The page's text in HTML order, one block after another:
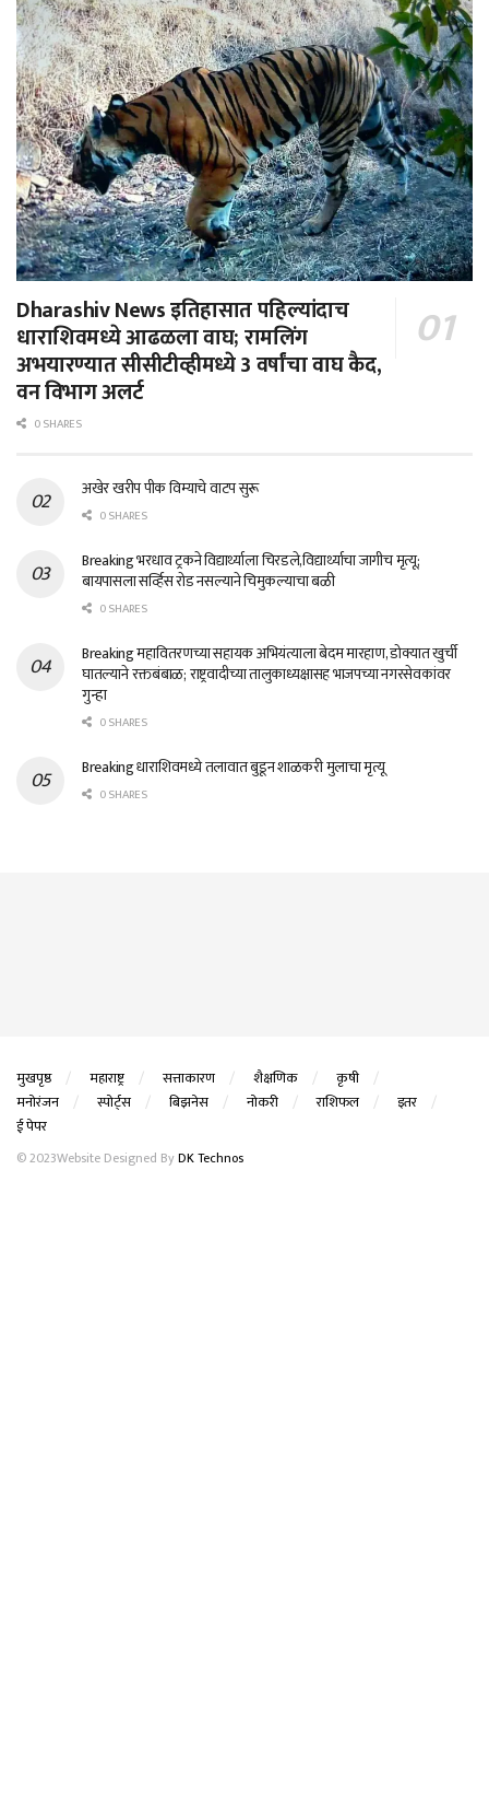
Dharashiv News इतिहासात पहिल्यांदाच
धाराशिवमध्ये आढळला वाघ; रामलिंग
अभयारण्यात सीसीटीव्हीमध्ये 3 वर्षांचा वाघ कैद,
वन विभाग अलर्ट
0 SHARES
अखेर खरीप पीक विम्याचे वाटप सुरू
0 SHARES
Breaking भरधाव ट्रकने विद्यार्थ्याला चिरडले,विद्यार्थ्याचा जागीच मृत्यू;
बायपासला सर्व्हिस रोड नसल्याने चिमुकल्याचा बळी
0 SHARES
Breaking महावितरणच्या सहायक अभियंत्याला बेदम मारहाण, डोक्यात खुर्ची
घातल्याने रक्तबंबाळ; राष्ट्रवादीच्या तालुकाध्यक्षासह भाजपच्या नगरसेवकांवर
गुन्हा
0 SHARES
Breaking धाराशिवमध्ये तलावात बुडून शाळकरी मुलाचा मृत्यू
0 SHARES
मुखपृष्ठ महाराष्ट्र सत्ताकारण शैक्षणिक
कृषी
मनोरंजन
स्पोर्ट्स बिझनेस नोकरी राशिफल
इतर
ई पेपर
© 2023Website Designed ByDK Technos